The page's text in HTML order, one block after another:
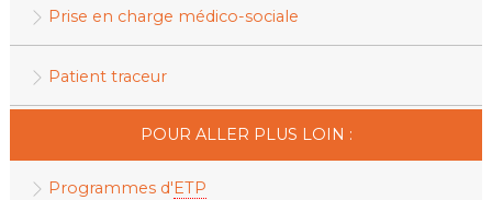
Prise en charge médico-sociale
Patient traceur
POUR ALLER PLUS LOIN :
Programmes d'ETP